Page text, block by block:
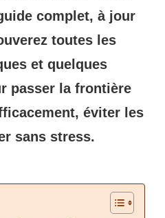
complet, à jour
toutes les
et quelques
passer la frontière
éviter les
sans stress.